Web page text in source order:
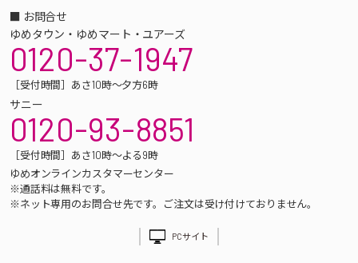
■ お問合せ
ゆめタウン・ゆめマート・ユアーズ
0120-37-1947
［受付時間］あさ10時～夕方6時
サニー
0120-93-8851
［受付時間］あさ10時～よる9時
ゆめオンラインカスタマーセンター
※通話料は無料です。
※ネット専用のお問合せ先です。ご注文は受け付けておりません。
PCサイト